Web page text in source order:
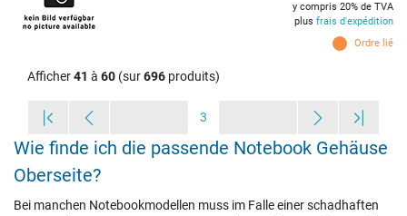
Ordre lié
y compris 20% de TVA
plus frais d'expédition
Afficher41 à 60 (sur696 produits)
3
Wie finde ich die passende Notebook Gehäuse
Oberseite?
Bei manchen Notebookmodellen muss im Falle einer schadhaften